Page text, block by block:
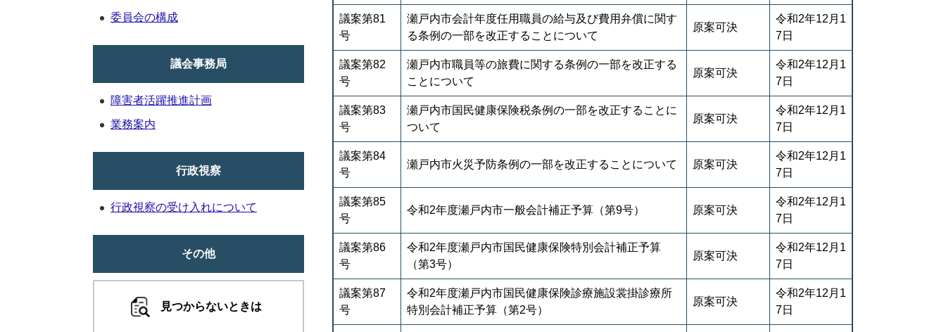
議案第81
号
瀬戸内市会計年度任用職員の給与及び費用弁償に関す
る条例の一部を改正することについて
原案可決
令和2年12月1
7日
議案第82
号
瀬戸内市職員等の旅費に関する条例の一部を改正する
ことについて
原案可決
令和2年12月1
7日
議案第83
号
瀬戸内市国民健康保険税条例の一部を改正することに
ついて
原案可決
令和2年12月1
7日
議案第84
号
瀬戸内市火災予防条例の一部を改正することについて 原案可決
令和2年12月1
7日
議案第85
号
令和2年度瀬戸内市一般会計補正予算（第9号） 原案可決
令和2年12月1
7日
議案第86
号
令和2年度瀬戸内市国民健康保険特別会計補正予算
（第3号）
原案可決
令和2年12月1
7日
議案第87
号
令和2年度瀬戸内市国民健康保険診療施設裳掛診療所
特別会計補正予算（第2号）
原案可決
令和2年12月1
7日
委員会の構成
議会事務局
障害者活躍推進計画
業務案内
行政視察
行政視察の受け入れについて
その他
見つからないときは